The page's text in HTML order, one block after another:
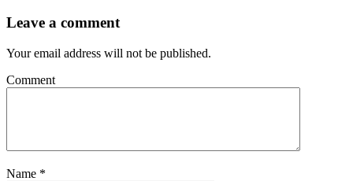
Leave a comment
Your email address will not be published.
Comment
Name *